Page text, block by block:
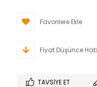
Favorilere Ekle
Fiyat Düşünce
TAVSIYE ET